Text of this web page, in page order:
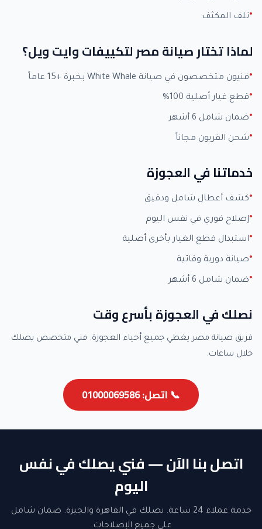
تلف المكثف
لماذا تختار صيانة مصر لتكييفات وايت ويل؟
فنيون متخصصون في صيانة White Whale بخبرة +15 عاماً
قطع غيار أصلية 100%
ضمان شامل 6 أشهر
شحن الفريون مجاناً
خدماتنا في العجوزة
كشف أعطال شامل ودقيق
إصلاح فوري في نفس اليوم
استبدال قطع الغيار بأخرى أصلية
صيانة دورية وقائية
ضمان شامل 6 أشهر
نصلك في العجوزة بأسرع وقت
فريق صيانة مصر يغطي جميع أحياء العجوزة. فني متخصص يصلك
خلال ساعات.
📞 اتصل: 01000069586
اتصل بنا الآن — فني يصلك في نفس
اليوم
خدمة عملاء 24 ساعة. نصلك في القاهرة والجيزة. ضمان شامل
على جميع الإصلاحات.